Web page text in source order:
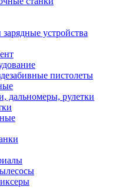
устройства
пистолеты
дальномеры, рулетки